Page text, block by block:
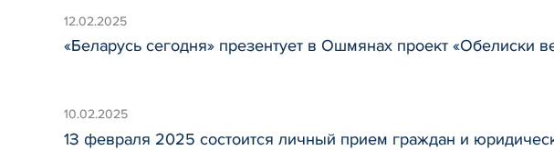
12.02.2025
«Беларусь сегодня» презентует в Ошмянах проект «Обелиски
10.02.2025
1З февраля 2025 состоится личный прием граждан и